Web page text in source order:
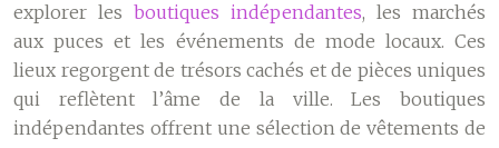
explorer les boutiques indépendantes, les marchés
aux puces et les événements de mode locaux. Ces
lieux regorgent de trésors cachés et de pièces uniques
qui reflètent l’âme de la ville. Les boutiques
indépendantes offrent une sélection de vêtements de